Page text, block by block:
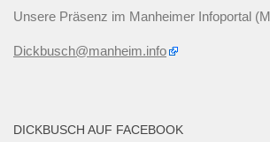
Unsere Präsenz im Manheimer Infoportal
Dickbusch@manheim.info
DICKBUSCH AUF FACEBOOK